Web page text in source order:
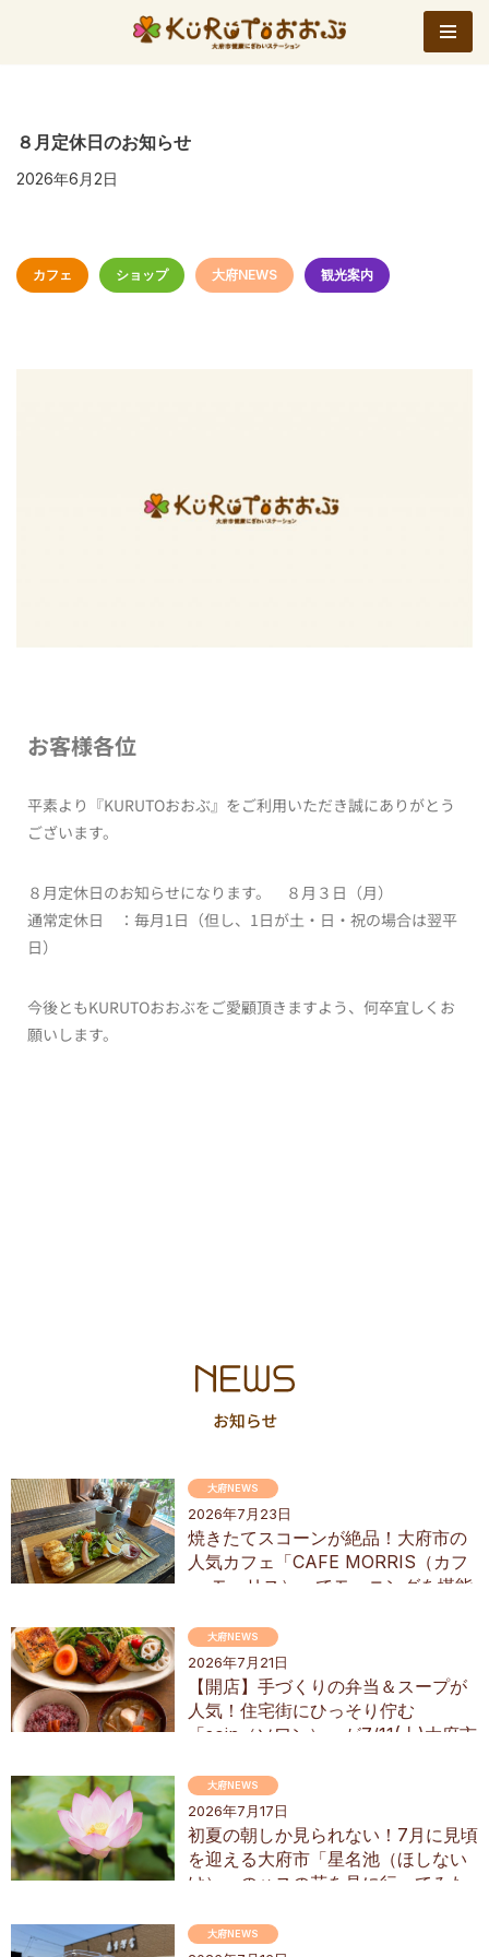
ン
ツ
ッ
８月定休日のお知らせ
2026年6月2日
カフェ ショップ 大府NEWS 観光案内
お客様各位
平素より『KURUTOおおぶ』をご利用いただき誠にありがとう
ございます。
８月定休日のお知らせになります。 ８月３日（月）
通常定休日 ：毎月1日（但し、1日が土・日・祝の場合は翌平
日）
今後ともKURUTOおおぶをご愛顧頂きますよう、何卒宜しくお
願いします。
2026年7月23日
焼きたてスコーンが絶品！大府市の
人気カフェ「CAFE MORRIS（カフ
ェ モーリス）」でモーニングを堪能
大府NEWS
2026年7月21日
【開店】手づくりの弁当＆スープが
人気！住宅街にひっそり佇む
「soin（ソワン）」が7/11(土)大府市
大府NEWS
2026年7月17日
初夏の朝しか見られない！7月に見頃
を迎える大府市「星名池（ほしない
け）」のハスの花を見に行ってみた
大府NEWS
大府NEWS